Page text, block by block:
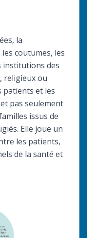
la
coutumes, les
institutions des
religieux ou
patients et les
pas seulement
issus de
Elle joue un
les patients,
de la santé et